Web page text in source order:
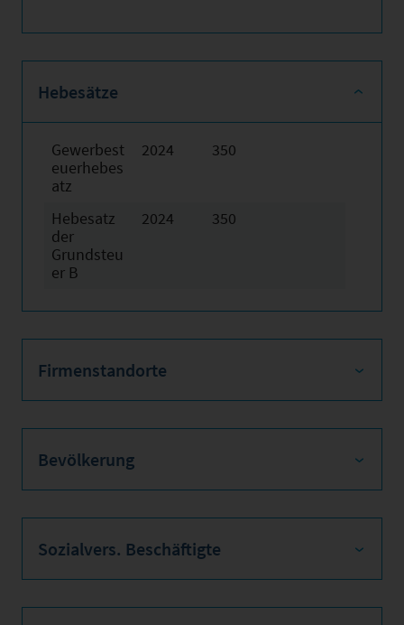
Hebesätze
Gewerbest
euerhebes
atz
2024 350
Hebesatz
der
Grundsteu
er B
2024 350
Firmenstandorte
Bevölkerung
Sozialvers. Beschäftigte